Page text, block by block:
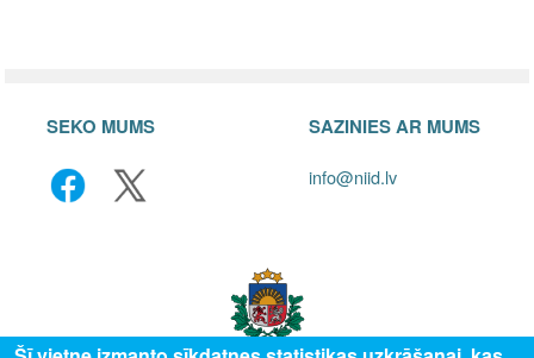
SEKO MUMS SAZINIES AR MUMS
info@niid.lv